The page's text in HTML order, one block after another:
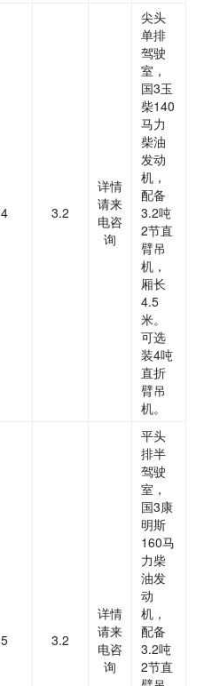
4 3.2
详情
请来
电咨
询
尖头
单排
驾驶
室，
国3玉
柴140
马力
柴油
发动
机，
配备
3.2吨
2节直
臂吊
机，
厢长
4.5
米。
可选
装4吨
直折
臂吊
机。
5 3.2
详情
请来
电咨
询
平头
排半
驾驶
室，
国3康
明斯
160马
力柴
油发
动
机，
配备
3.2吨
2节直